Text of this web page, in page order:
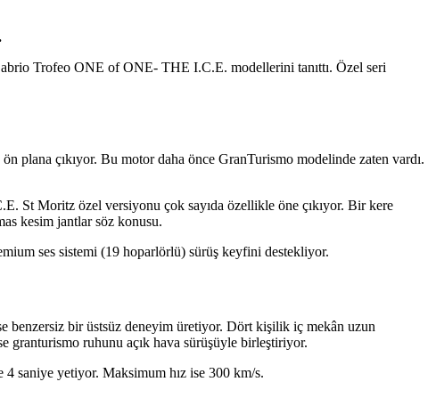
Trofeo ONE of ONE- THE I.C.E. modellerini tanıttı. Özel seri
plana çıkıyor. Bu motor daha önce GranTurismo modelinde zaten vardı.
St Moritz özel versiyonu çok sayıda özellikle öne çıkıyor. Bir kere
kesim jantlar söz konusu.
ses sistemi (19 hoparlörlü) sürüş keyfini destekliyor.
benzersiz bir üstsüz deneyim üretiyor. Dört kişilik iç mekân uzun
granturismo ruhunu açık hava sürüşüyle birleştiriyor.
saniye yetiyor. Maksimum hız ise 300 km/s.